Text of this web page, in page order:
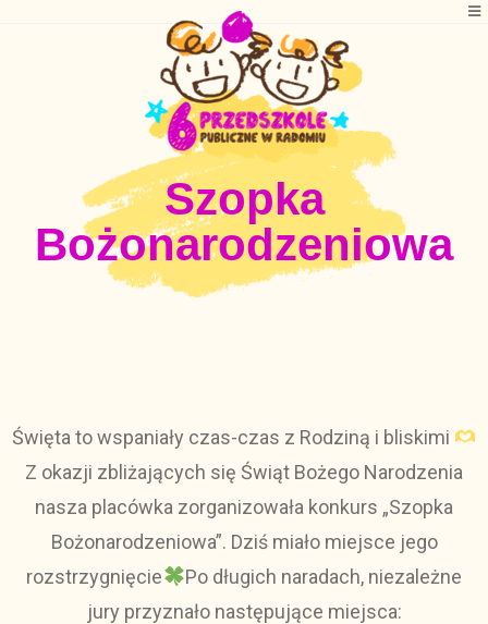
Szopka
Bożonarodzeniowa
Święta to wspaniały czas-czas z Rodziną i bliskimi
Z okazji zbliżających się Świąt Bożego Narodzenia
nasza placówka zorganizowała konkurs „Szopka
Bożonarodzeniowa”. Dziś miało miejsce jego
rozstrzygnięcie
Po długich naradach, niezależne
jury przyznało następujące miejsca: